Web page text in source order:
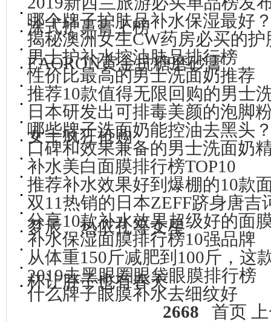
涂式护鼻膏上榜
哪个牌子护肤品补水保湿最好
揭秘澳洲女生CW药房必买的
EAORON黄金抗糖磨砂膏
男士护补水控油肤品排行榜
性价比最高的男士洗面奶推荐
推荐10款值得无限回购的男士
日本研发出可排毒美颜的泡脚
女士疯狂抢购
哪些牌子洗面奶能控油去黑头
口碑和效果兼备的男士洗面奶
补水美白面膜排行榜TOP10
推荐补水效果好到爆棚的10款
双11热销的日本ZEFF跻身唐吉
梦辰、热依扎等女星
分享10款补水效果超级好的面
补水保湿面膜排行榜10强品牌
从体重150斤减肥到100斤，这
杯让胖子也有春天
2019去黑眼圈眼袋眼膜排行榜
什么牌子眼膜补水去细纹好
2668
首页